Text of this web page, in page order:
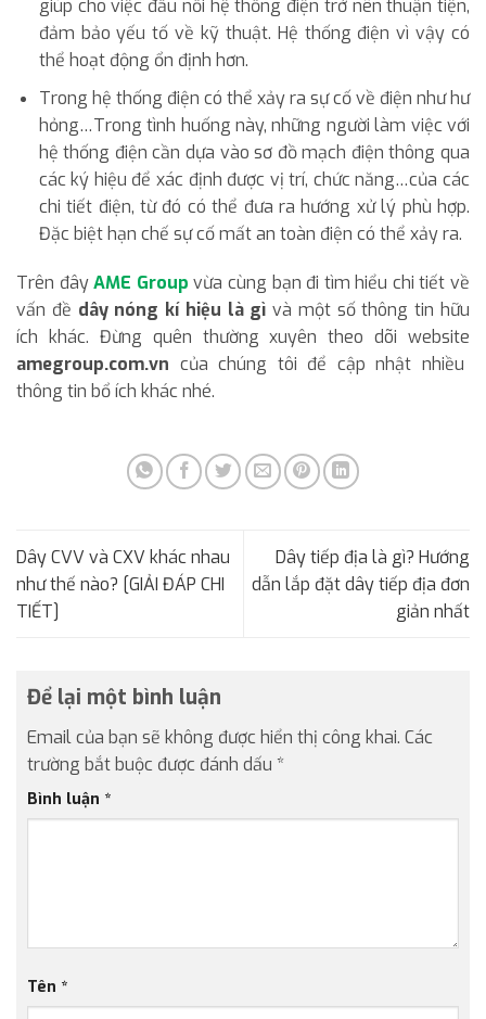
giúp cho việc đấu nối hệ thống điện trở nên thuận tiện,
đảm bảo yếu tố về kỹ thuật. Hệ thống điện vì vậy có
thể hoạt động ổn định hơn.
Trong hệ thống điện có thể xảy ra sự cố về điện như hư
hỏng…Trong tình huống này, những người làm việc với
hệ thống điện cần dựa vào sơ đồ mạch điện thông qua
các ký hiệu để xác định được vị trí, chức năng…của các
chi tiết điện, từ đó có thể đưa ra hướng xử lý phù hợp.
Đặc biệt hạn chế sự cố mất an toàn điện có thể xảy ra.
Trên đâyAME Group vừa cùng bạn đi tìm hiểu chi tiết về
vấn đề dây nóng kí hiệu là gì và một số thông tin hữu
ích khác. Đừng quên thường xuyên theo dõi website
amegroup.com.vn của chúng tôi để cập nhật nhiều
thông tin bổ ích khác nhé.
Dây CVV và CXV khác nhau
như thế nào? [GIẢI ĐÁP CHI
TIẾT]
Dây tiếp địa là gì? Hướng
dẫn lắp đặt dây tiếp địa đơn
giản nhất
Để lại một bình luận
Email của bạn sẽ không được hiển thị công khai. Các
trường bắt buộc được đánh dấu *
Bình luận *
Tên *